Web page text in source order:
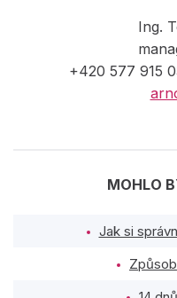
Ing.
+420 577 915
MOHLO
Jak si